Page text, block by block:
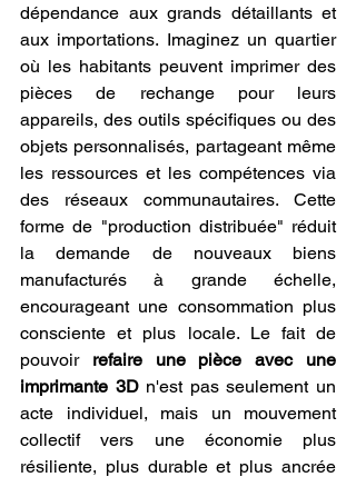
dépendance aux grands détaillants et
aux importations. Imaginez un quartier
où les habitants peuvent imprimer des
pièces de rechange pour leurs
appareils, des outils spécifiques ou des
objets personnalisés, partageant même
les ressources et les compétences via
des réseaux communautaires. Cette
forme de "production distribuée" réduit
la demande de nouveaux biens
manufacturés à grande échelle,
encourageant une consommation plus
consciente et plus locale. Le fait de
pouvoir refaire une pièce avec une
imprimante 3D n'est pas seulement un
acte individuel, mais un mouvement
collectif vers une économie plus
résiliente, plus durable et plus ancrée